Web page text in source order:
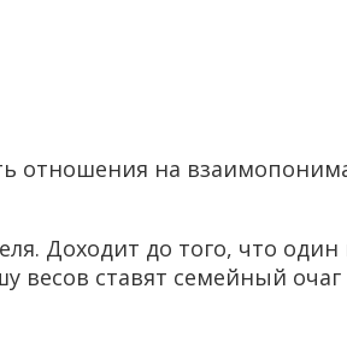
отношения на
Доходит до того, что один
весов ставят семейный